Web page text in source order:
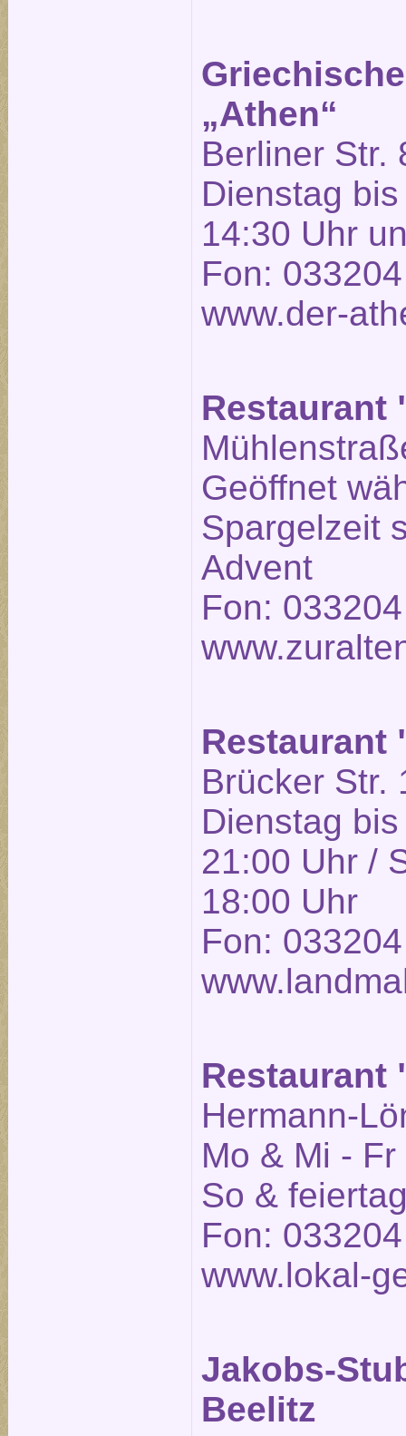
„Athen“
Berliner Str.
Dienstag
14:30 Uhr
Fon:
www.der-
Restaurant
Geöffnet
Spargelzeit
Advent
Fon:
Restaurant
Brücker Str.
Dienstag
21:00 Uhr /
18:00 Uhr
Fon:
Restaurant
Hermann-
Mo & Mi -
So &
Fon:
www.lokal-
Jakobs-
Beelitz